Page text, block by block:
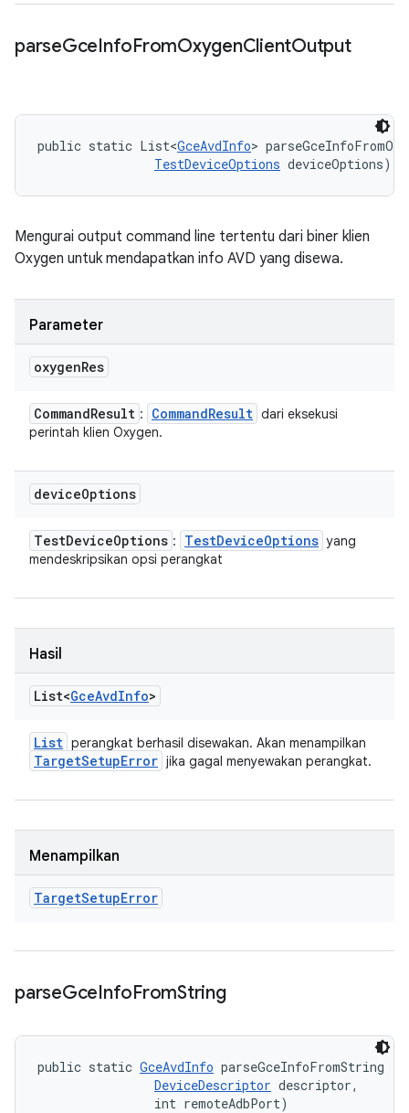
parseGceInfoFromOxygenClientOutput
public static List<GceAvdInfo>
TestDeviceOptions deviceOptions)
Mengurai output command line tertentu dari biner klien
Oxygen untuk mendapatkan info AVD yang disewa.
Parameter
oxygenRes
CommandResult : CommandResult dari eksekusi
perintah klien Oxygen.
deviceOptions
TestDeviceOptions : TestDeviceOptions yang
mendeskripsikan opsi perangkat
Hasil
List<GceAvdInfo>
List perangkat berhasil disewakan. Akan menampilkan
TargetSetupError jika gagal menyewakan perangkat.
Menampilkan
TargetSetupError
parseGceInfoFromString
public static GceAvdInfo parseGceInfoFromString
DeviceDescriptor descriptor,
                int remoteAdbPort)